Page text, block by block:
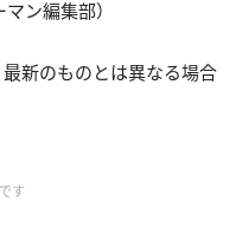
ン編集部）
新のものとは異なる場合
す